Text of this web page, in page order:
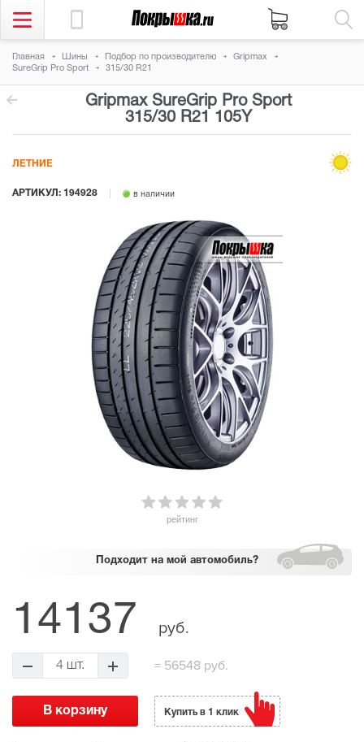
Главная Шины Подбор по производителю
Gripmax
SureGrip Pro Sport
315/30 R21
Gripmax SureGrip Pro Sport
315/30 R21 105Y
рейтинг
АРТИКУЛ: 194928 в наличии
ЛЕТНИЕ
Подходит на мой автомобиль?
14137 руб.
4 шт. = 56548 руб.
Купить в 1 клик